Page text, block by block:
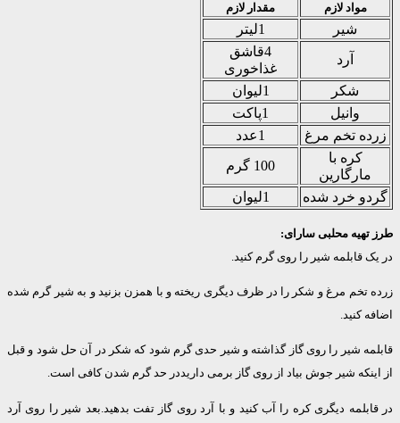
مواد لازم مقدار لازم
4قاشق
غذاخوری
تخم مرغ
کره با
مارگارین
خرد شده
محلبی سارای:
قابلمه شیر را روی گرم کنید.
تخم مرغ و شکر را در ظرف دیگری ریخته و با همزن بزنید و به شیر گرم شده
کنید.
شیر را روی گاز گذاشته و شیر حدی گرم شود که شکر در آن حل شود و قبل
شیر جوش بیاد از روی گاز برمی داریددر حد گرم شدن کافی است.
دیگری کره را آب کنید و با آرد روی گاز تفت بدهید.بعد شیر را روی آرد